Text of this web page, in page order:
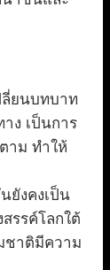
ลี่ยนบทบาท
ง เป็นการ
าม ทำให้
ยังคงเป็น
รรค์โลกใต้
ชาติมีความ